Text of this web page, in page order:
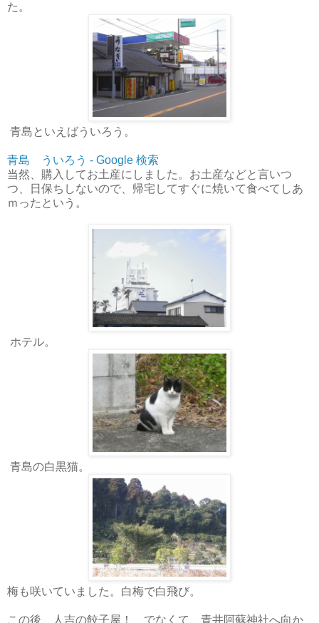
た。
青島といえばういろう。
青島 ういろう - Google 検索
当然、購入してお土産にしました。お土産などと言いつ
つ、日保ちしないので、帰宅してすぐに焼いて食べてしあ
ｍったという。
ホテル。
青島の白黒猫。
梅も咲いていました。白梅で白飛び。
この後、人吉の餃子屋！ でなくて、青井阿蘇神社へ向か